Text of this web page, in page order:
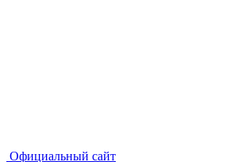
Официальный сайт